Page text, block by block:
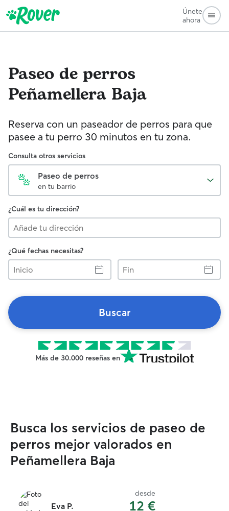
Únete
ahora
Paseo de perros
Peñamellera Baja
Reserva con un paseador de perros para que
pasee a tu perro 30 minutos en tu zona.
Consulta otros servicios
Paseo de perros
en tu barrio
¿Cuál es tu dirección?
¿Qué fechas necesitas?
Inicio
Fin
Buscar
Más de 30.000 reseñas en
Busca los servicios de paseo de
perros mejor valorados en
Peñamellera Baja
Eva P.
desde
12 €